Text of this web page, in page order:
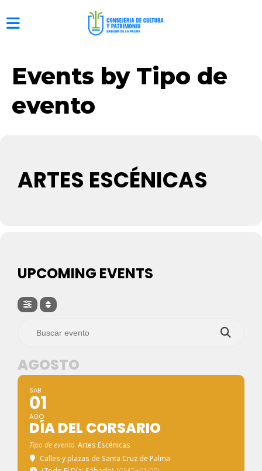
Events by Tipo de
evento
ARTES ESCÉNICAS
UPCOMING EVENTS
AGOSTO
SAB
01
AGO
DÍA DEL CORSARIO
Tipo de evento Artes Escénicas
Calles y plazas de Santa Cruz de Palma